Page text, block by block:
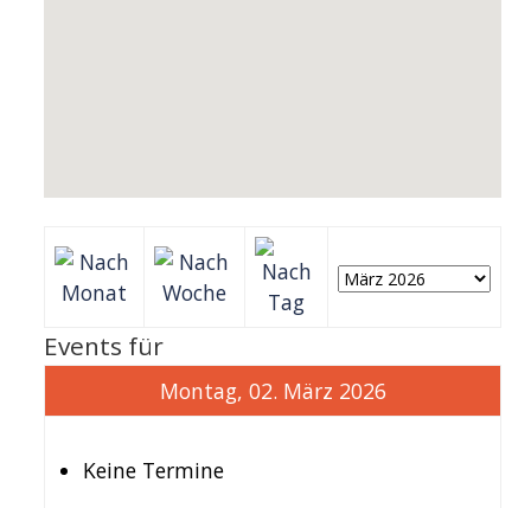
Events für
Montag, 02. März 2026
Keine Termine